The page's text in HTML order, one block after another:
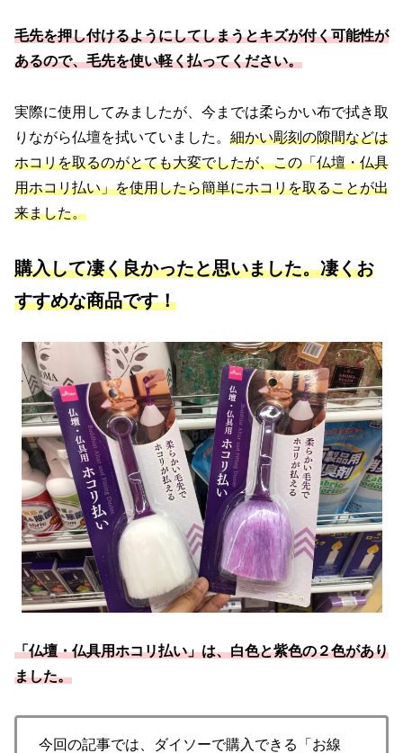
毛先を押し付けるようにしてしまうとキズが付く可能性が
あるので、毛先を使い軽く払ってください。
実際に使用してみましたが、今までは柔らかい布で拭き取
りながら仏壇を拭いていました。 細かい彫刻の隙間などは
ホコリを取るのがとても大変でしたが、この「仏壇・仏具
用ホコリ払い」を使用したら簡単にホコリを取ることが出
来ました。
購入して凄く良かったと思いました。凄くお
すすめな商品です！
「仏壇・仏具用ホコリ払い」は、白色と紫色の２色があり
ました。
今回の記事では、ダイソーで購入できる「お線